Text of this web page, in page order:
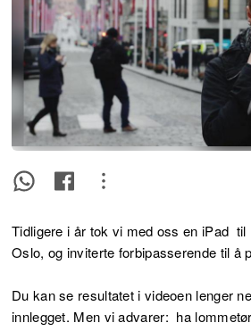
Tidligere i år tok vi med oss en iPad til
Oslo, og inviterte forbipasserende til å
Du kan se resultatet i videoen lenger
innlegget. Men vi advarer: ha